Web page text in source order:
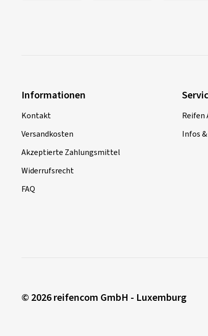
Informationen
Kontakt
Versandkosten
Akzeptierte Zahlungsmittel
Widerrufsrecht
FAQ
Reifen
Infos
© 2026 reifencom GmbH - Luxemburg